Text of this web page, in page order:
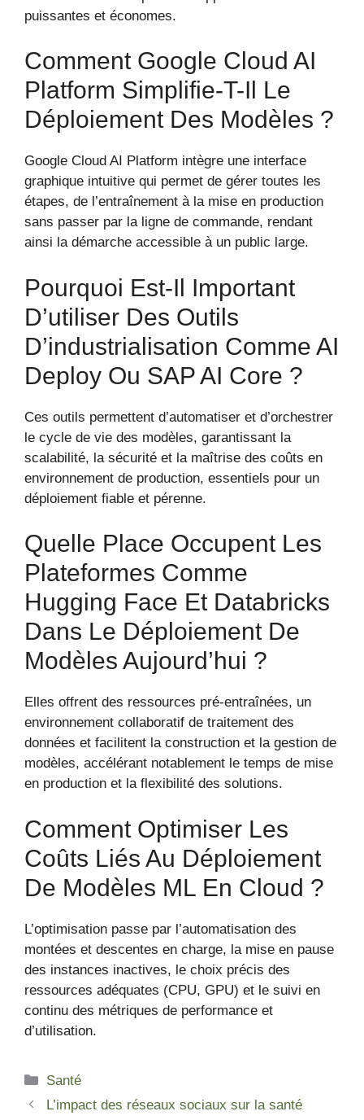
puissantes et économes.
Comment Google Cloud AI
Platform Simplifie-T-Il Le
Déploiement Des Modèles ?
Google Cloud AI Platform intègre une interface
graphique intuitive qui permet de gérer toutes les
étapes, de l’entraînement à la mise en production
sans passer par la ligne de commande, rendant
ainsi la démarche accessible à un public large.
Pourquoi Est-Il Important
D’utiliser Des Outils
D’industrialisation Comme AI
Deploy Ou SAP AI Core ?
Ces outils permettent d’automatiser et d’orchestrer
le cycle de vie des modèles, garantissant la
scalabilité, la sécurité et la maîtrise des coûts en
environnement de production, essentiels pour un
déploiement fiable et pérenne.
Quelle Place Occupent Les
Plateformes Comme
Hugging Face Et Databricks
Dans Le Déploiement De
Modèles Aujourd’hui ?
Elles offrent des ressources pré-entraînées, un
environnement collaboratif de traitement des
données et facilitent la construction et la gestion de
modèles, accélérant notablement le temps de mise
en production et la flexibilité des solutions.
Comment Optimiser Les
Coûts Liés Au Déploiement
De Modèles ML En Cloud ?
L’optimisation passe par l’automatisation des
montées et descentes en charge, la mise en pause
des instances inactives, le choix précis des
ressources adéquates (CPU, GPU) et le suivi en
continu des métriques de performance et
d’utilisation.
Catégories
Santé
L’impact des réseaux sociaux sur la santé